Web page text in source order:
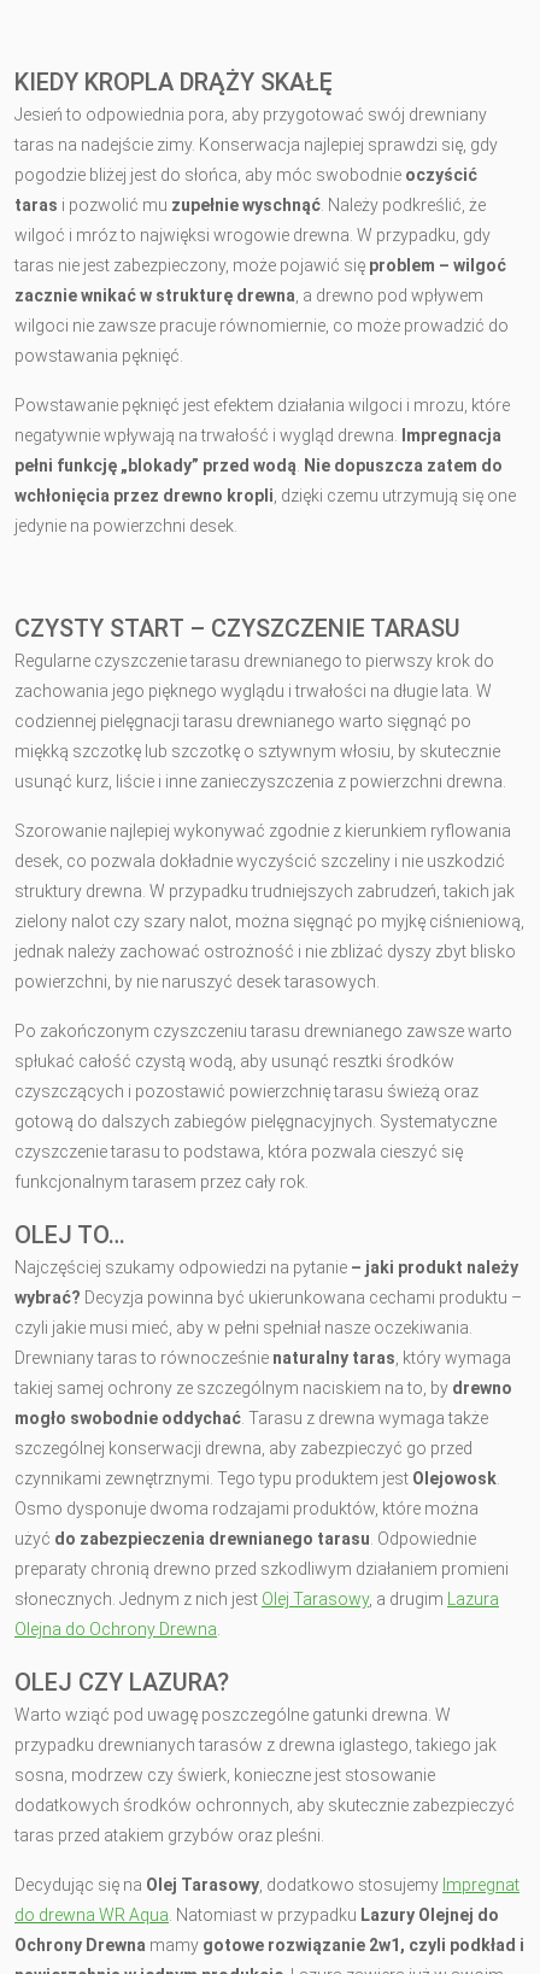
KIEDY KROPLA DRĄŻY SKAŁĘ
Jesień to odpowiednia pora, aby przygotować swój drewniany
taras na nadejście zimy. Konserwacja najlepiej sprawdzi się, gdy
pogodzie bliżej jest do słońca, aby móc swobodnie oczyścić
taras i pozwolić mu zupełnie wyschnąć . Należy podkreślić, że
wilgoć i mróz to najwięksi wrogowie drewna. W przypadku, gdy
taras nie jest zabezpieczony, może pojawić się problem – wilgoć
zacznie wnikać w strukturę drewna , a drewno pod wpływem
wilgoci nie zawsze pracuje równomiernie, co może prowadzić do
powstawania pęknięć.
Powstawanie pęknięć jest efektem działania wilgoci i mrozu, które
negatywnie wpływają na trwałość i wygląd drewna.
Impregnacja
pełni funkcję „blokady” przed wodą
Nie dopuszcza zatem do
wchłonięcia przez drewno kropli , dzięki czemu utrzymują się one
jedynie na powierzchni desek.
CZYSTY START – CZYSZCZENIE TARASU
Regularne czyszczenie tarasu drewnianego to pierwszy krok do
zachowania jego pięknego wyglądu i trwałości na długie lata. W
codziennej pielęgnacji tarasu drewnianego warto sięgnąć po
miękką szczotkę lub szczotkę o sztywnym włosiu, by skutecznie
usunąć kurz, liście i inne zanieczyszczenia z powierzchni drewna.
Szorowanie najlepiej wykonywać zgodnie z kierunkiem ryflowania
desek, co pozwala dokładnie wyczyścić szczeliny i nie uszkodzić
struktury drewna. W przypadku trudniejszych zabrudzeń, takich jak
zielony nalot czy szary nalot, można sięgnąć po myjkę ciśnieniową,
jednak należy zachować ostrożność i nie zbliżać dyszy zbyt blisko
powierzchni, by nie naruszyć desek tarasowych.
Po zakończonym czyszczeniu tarasu drewnianego zawsze warto
spłukać całość czystą wodą, aby usunąć resztki środków
czyszczących i pozostawić powierzchnię tarasu świeżą oraz
gotową do dalszych zabiegów pielęgnacyjnych. Systematyczne
czyszczenie tarasu to podstawa, która pozwala cieszyć się
funkcjonalnym tarasem przez cały rok.
OLEJ TO…
Najczęściej szukamy odpowiedzi na pytanie – jaki produkt należy
wybrać? Decyzja powinna być ukierunkowana cechami produktu –
czyli jakie musi mieć, aby w pełni spełniał nasze oczekiwania.
Drewniany taras to równocześnie naturalny taras , który wymaga
takiej samej ochrony ze szczególnym naciskiem na to, by drewno
mogło swobodnie oddychać . Tarasu z drewna wymaga także
szczególnej konserwacji drewna, aby zabezpieczyć go przed
czynnikami zewnętrznymi. Tego typu produktem jest Olejowosk
Osmo dysponuje dwoma rodzajami produktów, które można
użyć do zabezpieczenia drewnianego tarasu . Odpowiednie
preparaty chronią drewno przed szkodliwym działaniem promieni
słonecznych. Jednym z nich jest Olej Tarasowy, a drugim
Lazura
Olejna do Ochrony Drewna
OLEJ CZY LAZURA?
Warto wziąć pod uwagę poszczególne gatunki drewna. W
przypadku drewnianych tarasów z drewna iglastego, takiego jak
sosna, modrzew czy świerk, konieczne jest stosowanie
dodatkowych środków ochronnych, aby skutecznie zabezpieczyć
taras przed atakiem grzybów oraz pleśni.
Decydując się na Olej Tarasowy , dodatkowo stosujemy Impregnat
do drewna WR Aqua . Natomiast w przypadku Lazury Olejnej do
Ochrony Drewna mamy gotowe rozwiązanie 2w1, czyli podkład i